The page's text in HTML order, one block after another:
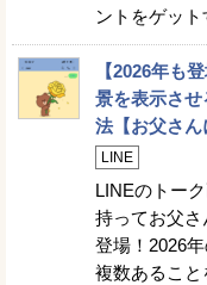
ントをゲッ
【2026年も
景を表示さ
法【お父さん
LINE
LINEのトー
持ってお父
登場！2026
複数あること